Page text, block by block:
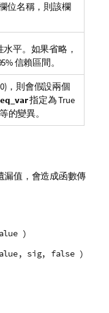
位名稱，則該欄
平。如果省略，
信賴區間。
，則會假設兩個
eq_var指定為True
的變異。
漏值，會造成函數傳
)
sig, false )